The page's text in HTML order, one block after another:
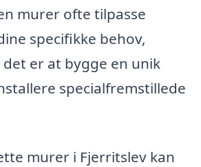
murer ofte tilpasse
specifikke behov,
er at bygge en unik
specialfremstillede
murer i Fjerritslev kan